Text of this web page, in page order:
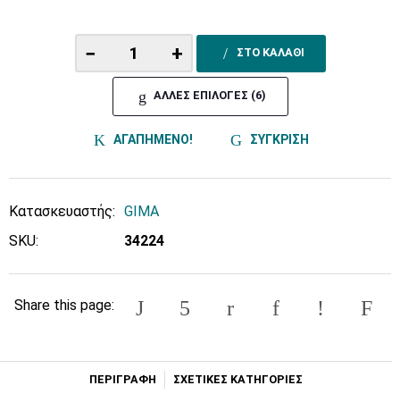
− + ΣΤΟ ΚΑΛΑΘΙ
ΑΛΛΕΣ ΕΠΙΛΟΓΕΣ (6)
ΑΓΑΠΗΜΕΝΟ! ΣΥΓΚΡΙΣΗ
Κατασκευαστής: GIMA
SKU:
34224
Share this page:
ΠΕΡΙΓΡΑΦΗ ΣΧΕΤΙΚΕΣ ΚΑΤΗΓΟΡΙΕΣ